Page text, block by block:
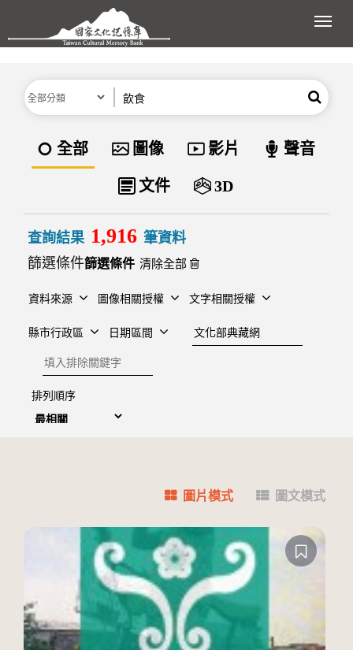
跳到主要內容區塊
展
分類 搜尋
資料類型
全部 圖像 影片 聲音
文件 3D
查詢結果 1,916 筆資料
篩選條件
清除全部
資料來源 圖像相關授權 文字相關授權
縣市行政區 日期區間
建檔單位
排除關鍵字
排列順序
圖片模式 圖文模式